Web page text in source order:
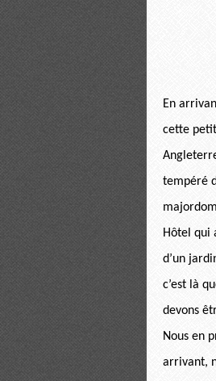
En
cette
tempéré
Hôtel qui
d’un
c’est là
devons
Nous en
arrivant,